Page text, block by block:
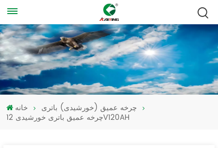
خانه
چرخه عمیق (خورشیدی) باتری
چرخه عمیق باتری خورشیدی 12V120AH